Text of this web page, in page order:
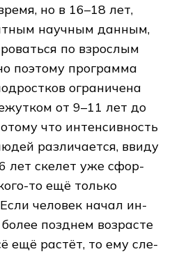
но в 16–18 лет,
научным данным,
по взрос­лым
поэтому программа
ог­ра­ни­че­на
от 9–11 лет до
что ин­тен­сив­ность
различается, ввиду
лет скелет уже сфор­
то ещё только
человек начал ин­
позднем возрасте
ещё растёт, то ему сле­